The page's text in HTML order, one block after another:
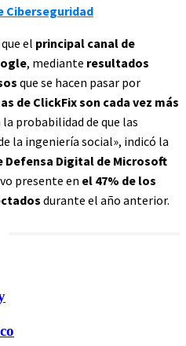
Ciberseguridad
el principal canal de
, mediante resultados
que se hacen pasar por
de ClickFix son cada vez más
probabilidad de que las
la ingeniería social», indicó la
Defensa Digital de Microsoft
presente en el 47% de los
durante el año anterior.